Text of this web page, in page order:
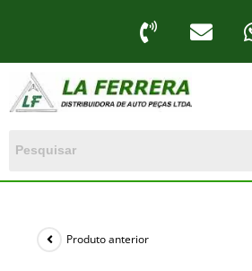
Produto anterior